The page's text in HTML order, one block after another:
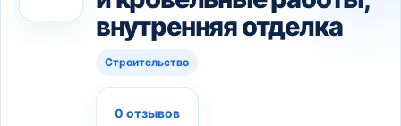
внутренняя отделка
Строительство
0 отзывов